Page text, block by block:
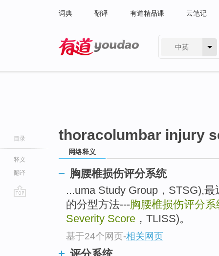
词典 翻译 有道精品课 云笔记
中英
目录
释义
翻译
thoracolumbar injury
网络释义
胸腰椎损伤评分系统
...uma Study Group，STSG),
的分型方法---胸腰椎损伤评分系
Severity Score ，TLISS)。
基于24个网页-相关网页